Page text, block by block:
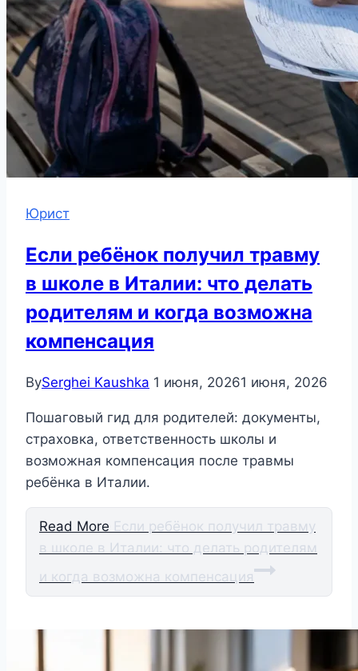
Юрист
Если ребёнок получил травму
в школе в Италии: что делать
родителям и когда возможна
компенсация
BySerghei Kaushka 1 июня, 20261 июня, 2026
Пошаговый гид для родителей: документы,
страховка, ответственность школы и
возможная компенсация после травмы
ребёнка в Италии.
Read More Если ребёнок получил травму
в школе в Италии: что делать родителям
и когда возможна компенсация